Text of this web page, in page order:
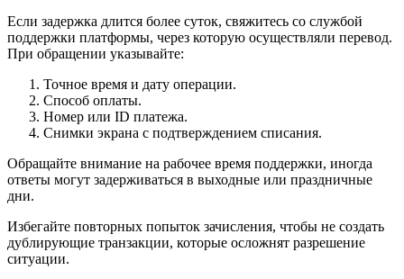
Если задержка длится более суток, свяжитесь со службой
поддержки платформы, через которую осуществляли перевод.
При обращении указывайте:
Точное время и дату операции.
Способ оплаты.
Номер или ID платежа.
Снимки экрана с подтверждением списания.
Обращайте внимание на рабочее время поддержки, иногда
ответы могут задерживаться в выходные или праздничные
дни.
Избегайте повторных попыток зачисления, чтобы не создать
дублирующие транзакции, которые осложнят разрешение
ситуации.